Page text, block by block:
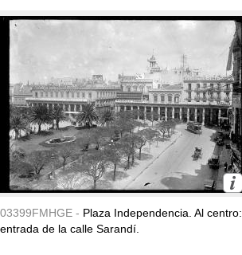
03399FMHGE - Plaza Independencia. Al centro:
entrada de la calle Sarandí.